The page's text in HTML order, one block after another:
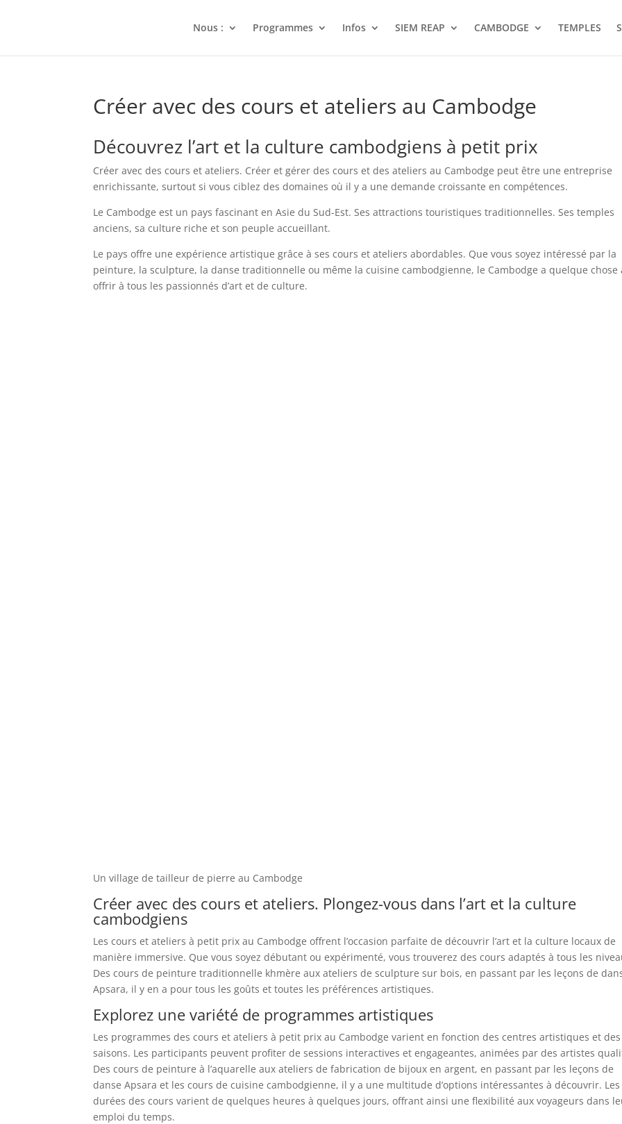
Nous : Programmes Infos SIEM REAP CAMBODGE TEMPLES
Créer avec des cours et ateliers au Cambodge
Découvrez l’art et la culture cambodgiens à petit prix
Créer avec des cours et ateliers. Créer et gérer des cours et des ateliers au Cambodge peut être une entreprise
enrichissante, surtout si vous ciblez des domaines où il y a une demande croissante en compétences.
Le Cambodge est un pays fascinant en Asie du Sud-Est. Ses attractions touristiques traditionnelles. Ses temples
anciens, sa culture riche et son peuple accueillant.
Le pays offre une expérience artistique grâce à ses cours et ateliers abordables. Que vous soyez intéressé par la
peinture, la sculpture, la danse traditionnelle ou même la cuisine cambodgienne, le Cambodge a quelque chose
offrir à tous les passionnés d’art et de culture.
Un village de tailleur de pierre au Cambodge
Créer avec des cours et ateliers. Plongez-vous dans l’art et la culture
cambodgiens
Les cours et ateliers à petit prix au Cambodge offrent l’occasion parfaite de découvrir l’art et la culture locaux de
manière immersive. Que vous soyez débutant ou expérimenté, vous trouverez des cours adaptés à tous les
Des cours de peinture traditionnelle khmère aux ateliers de sculpture sur bois, en passant par les leçons de
Apsara, il y en a pour tous les goûts et toutes les préférences artistiques.
Explorez une variété de programmes artistiques
Les programmes des cours et ateliers à petit prix au Cambodge varient en fonction des centres artistiques et des
saisons. Les participants peuvent profiter de sessions interactives et engageantes, animées par des artistes
Des cours de peinture à l’aquarelle aux ateliers de fabrication de bijoux en argent, en passant par les leçons de
danse Apsara et les cours de cuisine cambodgienne, il y a une multitude d’options intéressantes à découvrir. Les
durées des cours varient de quelques heures à quelques jours, offrant ainsi une flexibilité aux voyageurs dans
emploi du temps.